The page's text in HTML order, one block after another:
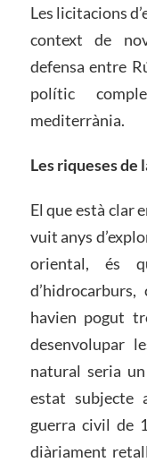
Les licitacions
context de
defensa entre
polític
mediterrània.
Les riqueses de
El que està clar
vuit anys
oriental, és
havien pogut
desenvolupar
natural seria
estat subjecte
guerra civil de
diàriament